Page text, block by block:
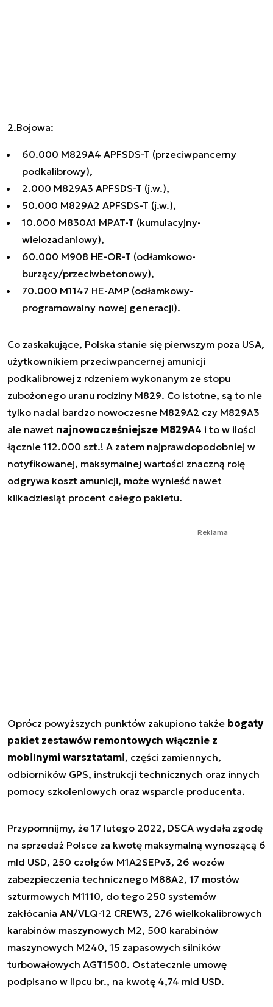
2.Bojowa:
60.000 M829A4 APFSDS-T (przeciwpancerny
podkalibrowy),
2.000 M829A3 APFSDS-T (j.w.),
50.000 M829A2 APFSDS-T (j.w.),
10.000 M830A1 MPAT-T (kumulacyjny-
wielozadaniowy),
60.000 M908 HE-OR-T (odłamkowo-
burzący/przeciwbetonowy),
70.000 M1147 HE-AMP (odłamkowy-
programowalny nowej generacji).
Co zaskakujące, Polska stanie się pierwszym poza USA,
użytkownikiem przeciwpancernej amunicji
podkalibrowej z rdzeniem wykonanym ze stopu
zubożonego uranu rodziny M829. Co istotne, są to nie
tylko nadal bardzo nowoczesne M829A2 czy M829A3
ale nawet najnowocześniejsze M829A4 i to w ilości
łącznie 112.000 szt.! A zatem najprawdopodobniej w
notyfikowanej, maksymalnej wartości znaczną rolę
odgrywa koszt amunicji, może wynieść nawet
kilkadziesiąt procent całego pakietu.
Reklama
Oprócz powyższych punktów zakupiono także bogaty
pakiet zestawów remontowych włącznie z
mobilnymi warsztatami, części zamiennych,
odbiorników GPS, instrukcji technicznych oraz innych
pomocy szkoleniowych oraz wsparcie producenta.
Przypomnijmy, że 17 lutego 2022, DSCA wydała zgodę
na sprzedaż Polsce za kwotę maksymalną wynoszącą 6
mld USD, 250 czołgów M1A2SEPv3, 26 wozów
zabezpieczenia technicznego M88A2, 17 mostów
szturmowych M1110, do tego 250 systemów
zakłócania AN/VLQ-12 CREW3, 276 wielkokalibrowych
karabinów maszynowych M2, 500 karabinów
maszynowych M240, 15 zapasowych silników
turbowałowych AGT1500. Ostatecznie umowę
podpisano w lipcu br., na kwotę 4,74 mld USD.